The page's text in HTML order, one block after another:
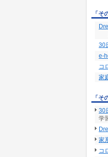
「
30
e-
コ
家
「
30
学
家
コ